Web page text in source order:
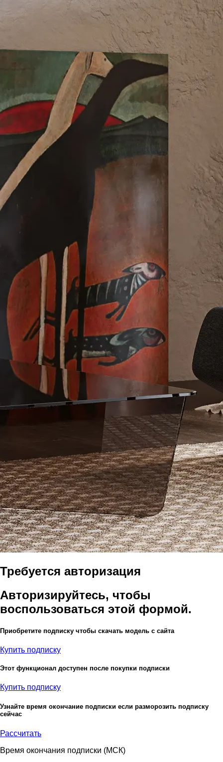
Требуется авторизация
Авторизируйтесь, чтобы
воспользоваться этой формой.
Приобретите подписку чтобы скачать модель с сайта
Купить подписку
Этот функционал доступен после покупки подписки
Купить подписку
Узнайте время окончание подписки если разморозить подписку
сейчас
Рассчитать
Время окончания подписки (МСК)